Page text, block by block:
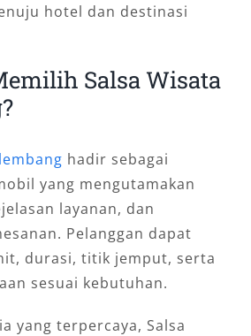
hotel dan destinasi
Salsa Wisata
hadir sebagai
yang mengutamakan
layanan, dan
Pelanggan dapat
durasi, titik jemput, serta
sesuai kebutuhan.
yang terpercaya, Salsa